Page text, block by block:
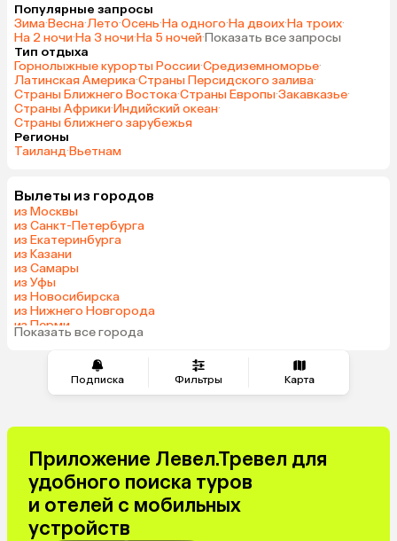
Подписка Фильтры Карта
Популярные запросы
Зима·Весна·Лето·Осень·На одного·На двоих·На троих·
На 2 ночи·На 3 ночи·На 5 ночей·Показать все запросы
Тип отдыха
Горнолыжные курорты России·Средиземноморье·
Латинская Америка·Страны Персидского залива·
Страны Ближнего Востока·Страны Европы·Закавказье·
Страны Африки·Индийский океан·
Страны ближнего зарубежья
Регионы
Таиланд·Вьетнам
Вылеты из городов
из Москвы
из Санкт-Петербурга
из Екатеринбурга
из Казани
из Самары
из Уфы
из Новосибирска
из Нижнего Новгорода
из Перми
из Сочи
Показать все города
Приложение Левел.Тревел для
удобного поиска туров
и отелей с мобильных
устройств